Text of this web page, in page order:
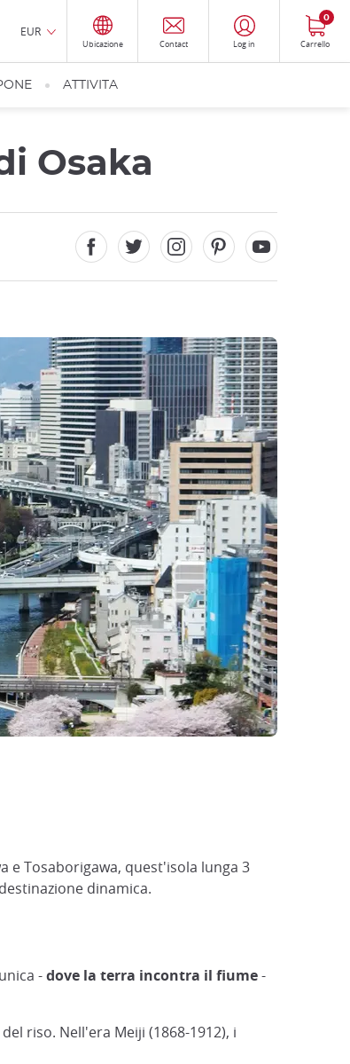
EUR
Ubicazione Contact Log in Carrello
0
ATTIVITA
Osaka
e Tosaborigawa, quest'isola lunga 3
dinamica.
-dove la terra incontra il fiume-
riso. Nell'era Meiji (1868-1912), i